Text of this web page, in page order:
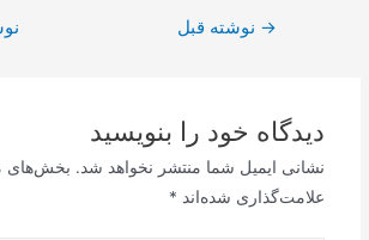
راهبری→ نوشته قبل
دیدگاه‌ خود را بنویسید
نشانی ایمیل شما منتشر نخواهد شد. بخش‌های
علامت‌گذاری شده‌اند *